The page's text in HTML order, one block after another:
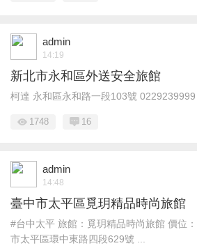
admin
14:19
新北市永和區外送安全旅館
柯達 永和區永和路一段103號 0229239999
1748 16
admin
14:48
臺中市太平區覓玥精品時尚旅館
#台中太平 旅館：覓玥精品時尚旅館 價位
市太平區環中東路四段629號 ...